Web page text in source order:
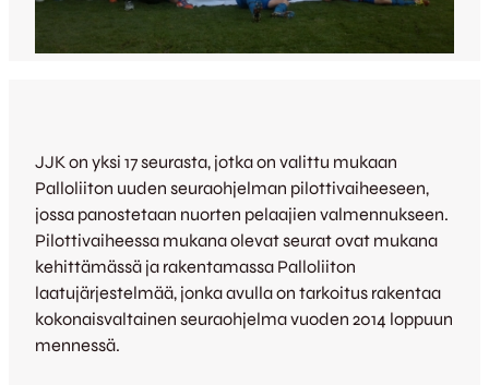
JJK on yksi 17 seurasta, jotka on valittu mukaan
Palloliiton uuden seuraohjelman pilottivaiheeseen,
jossa panostetaan nuorten pelaajien valmennukseen.
Pilottivaiheessa mukana olevat seurat ovat mukana
kehittämässä ja rakentamassa Palloliiton
laatujärjestelmää, jonka avulla on tarkoitus rakentaa
kokonaisvaltainen seuraohjelma vuoden 2014 loppuun
mennessä.